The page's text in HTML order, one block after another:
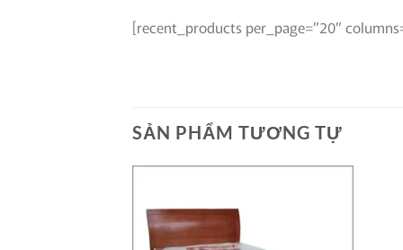
[recent_products per_page=”20″
SẢN PHẨM TƯƠNG TỰ